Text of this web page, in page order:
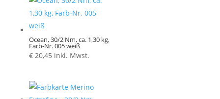
Ocean, 30/2 Nm, ca. 1,30 kg,
Farb-Nr. 005 weiß
€20,45 inkl. Mwst.